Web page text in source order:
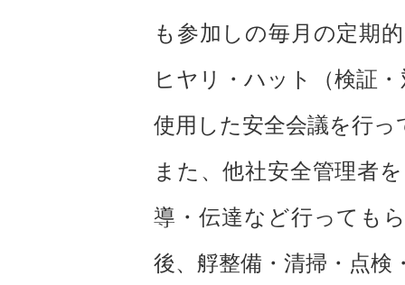
も参加しの毎月の定期
ヒヤリ・ハット（検証
使用した安全会議を行っ
また、他社安全管理者
導・伝達など行っても
後、艀整備・清掃・点